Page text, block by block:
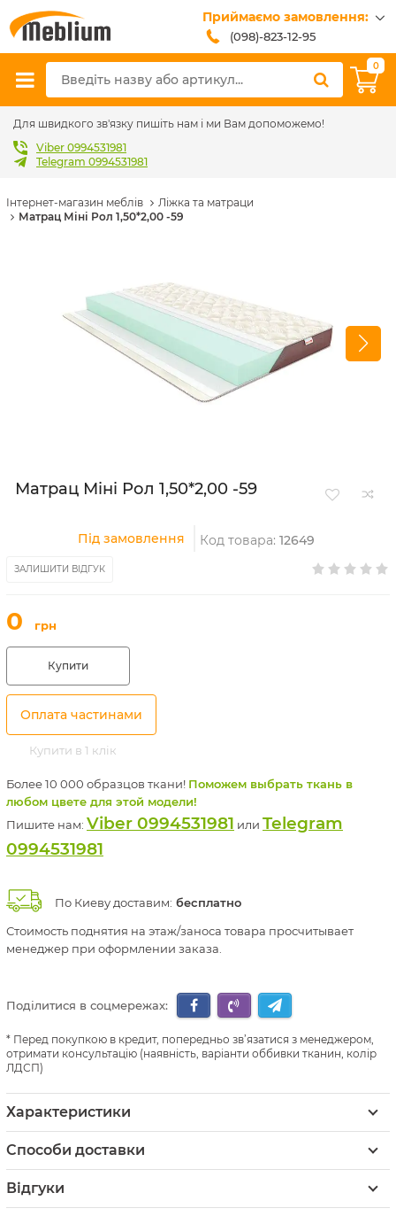
Приймаємо замовлення:
(098)-823-12-95
(099)-608-42-32
(093)-618-62-02
sales@meblium.com.ua
0
Для швидкого зв'язку пишіть нам і ми Вам допоможемо!
Viber 0994531981
Telegram 0994531981
Інтернет-магазин меблів
Ліжка та матраци
Матрац Міні Рол 1,50*2,00 -59
Матрац Міні Рол 1,50*2,00 -59
Під замовлення Код товара: 12649
ЗАЛИШИТИ ВІДГУК
0 грн
Купити
Оплата частинами
Купити в 1 клік
Более 10 000 образцов ткани! Поможем выбрать ткань в
любом цвете для этой модели!
Пишите нам: Viber 0994531981 или Telegram
0994531981
По Киеву доставим: бесплатно
Стоимость поднятия на этаж/заноса товара просчитывает
менеджер при оформлении заказа.
Поділитися в соцмережах:
Перед покупкою в кредит, попередньо зв’язатися з менеджером,
отримати консультацію (наявність, варіанти оббивки тканин, колір
ЛДСП)
Характеристики
Способи доставки
Відгуки